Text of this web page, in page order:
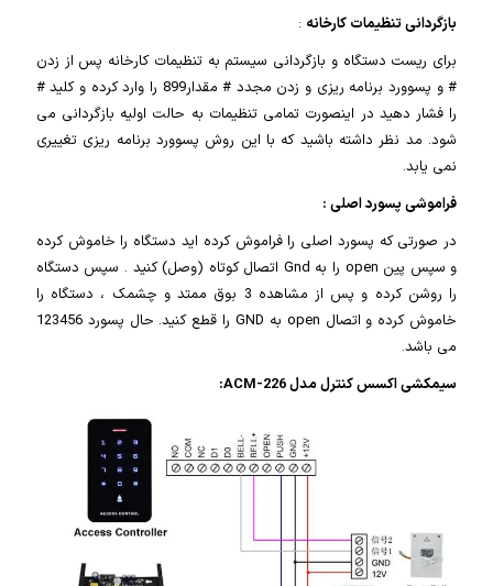
بازگردانی تنظیمات کارخانه :
برای ریست دستگاه و بازگردانی سیستم به تنظیمات کارخانه پس از زدن
# و پسوورد برنامه ریزی و زدن مجدد # مقدار899 را وارد کرده و کلید #
را فشار دهید در اینصورت تمامی تنظیمات به حالت اولیه بازگردانی می
شود. مد نظر داشته باشید که با این روش پسوورد برنامه ریزی تغییری
نمی یابد.
فراموشی پسورد اصلی :
در صورتی که پسورد اصلی را فراموش کرده اید دستگاه را خاموش کرده
و سپس پین open را به Gnd اتصال کوتاه (وصل) کنید . سپس دستگاه
را روشن کرده و پس از مشاهده 3 بوق ممتد و چشمک ، دستگاه را
خاموش کرده و اتصال open به GND را قطع کنید. حال پسورد 123456
می باشد.
سیمکشی اکسس کنترل مدل ACM-226: